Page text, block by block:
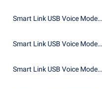
Smart Link USB Voice Modem Wave Device
Smart Link USB Voice Modem Wave Device
Smart Link USB Voice Modem Wave Device